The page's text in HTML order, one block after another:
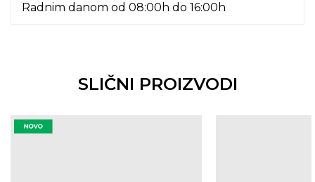
Radnim danom od 08:00h do 16:00h
SLIČNI PROIZVODI